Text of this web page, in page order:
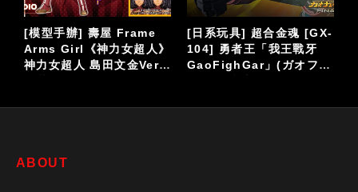
[模型手辦] 壽屋 Frame
Arms Girl《神力女超人》
神力女超人 島田文金Ver.
[日系玩具] 超合金魂 [GX-
104] 勇者王「我王戰牙
GaoFighGar」(ガオファ
ABOUT